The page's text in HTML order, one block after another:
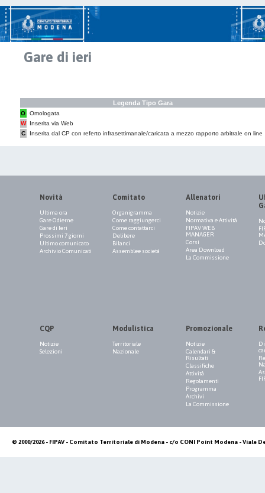
Gare di ieri
Legenda Tipo Gara
O
Omologata
W
Inserita via Web
C
Inserita dal CP con referto infrasettimanale/caricata a mezzo rapporto arbitrale on line
Novità
Ultima ora
Gare Odierne
Gare di Ieri
Prossimi 7 giorni
Ultimo comunicato
Archivio Comunicati
Comitato
Organigramma
Come raggiungerci
Come contattarci
Delibere
Bilanci
Assemblee società
Allenatori
Notizie
Normativa e Attività
FIPAV WEB
MANAGER
Corsi
Area Download
La Commissione
CQP
Notizie
Selezioni
Modulistica
Territoriale
Nazionale
Promozionale
Notizie
Calendari &
Risultati
Classifiche
Attività
Regolamenti
Programma
Archivi
La Commissione
© 2000/2026 - FIPAV - Comitato Territoriale di Modena - c/o CONI Point Modena - Viale